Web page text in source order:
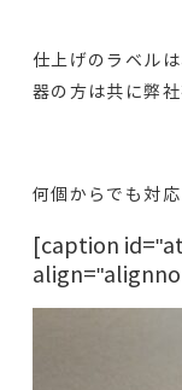
仕上げのラベル
器の方は共に弊
何個からでも対
[caption